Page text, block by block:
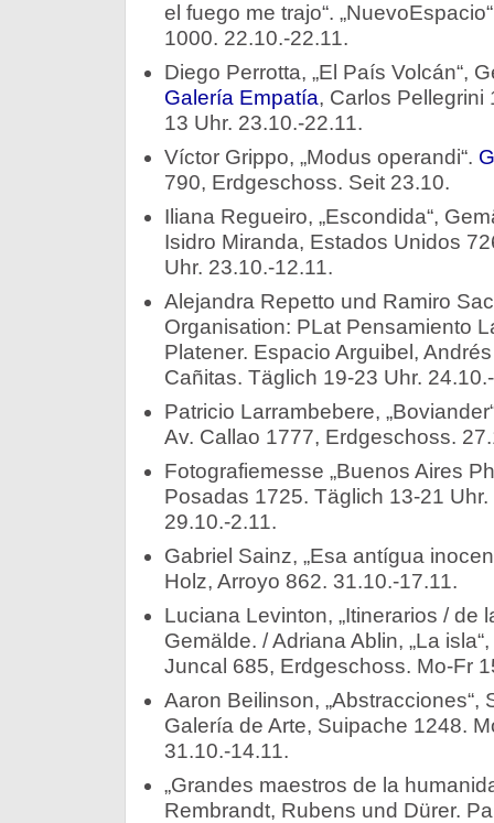
el fuego me trajo“.
1000. 22.10.-22.11.
Diego Perrotta, „El País Volcán“,
Galería Empatía, Carlos Pellegrini
13 Uhr. 23.10.-22.11.
Víctor Grippo, „Modus operandi“.
790, Erdgeschoss. Seit 23.10.
Iliana Regueiro, „Escondida“,
Isidro Miranda, Estados Unidos
Uhr. 23.10.-12.11.
Alejandra Repetto und Ramiro
Organisation: PLat Pensamiento
Platener. Espacio Arguibel,
Cañitas. Täglich 19-23 Uhr.
Patricio Larrambebere,
Av. Callao 1777, Erdgeschoss.
Fotografiemesse „Buenos Aires
Posadas 1725. Täglich 13-21
29.10.-2.11.
Gabriel Sainz, „Esa antígua
Holz, Arroyo 862. 31.10.-17.11.
Luciana Levinton, „Itinerarios / de
Gemälde. / Adriana Ablin, „La
Juncal 685, Erdgeschoss. Mo-Fr
Aaron Beilinson, „Abstracciones“,
Galería de Arte, Suipache 1248.
31.10.-14.11.
„Grandes maestros de la
Rembrandt, Rubens und Dürer.